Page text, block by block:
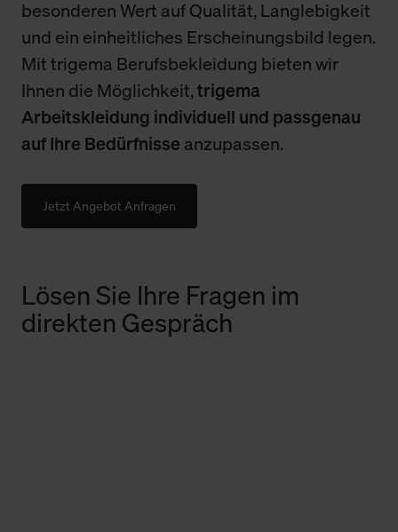
besonderen Wert auf Qualität, Langlebigkeit
und ein einheitliches Erscheinungsbild legen.
Mit trigema Berufsbekleidung bieten wir
Ihnen die Möglichkeit,trigema
Arbeitskleidung individuell und passgenau
auf Ihre Bedürfnisse anzupassen.
Jetzt Angebot Anfragen
Lösen Sie Ihre Fragen im
direkten Gespräch